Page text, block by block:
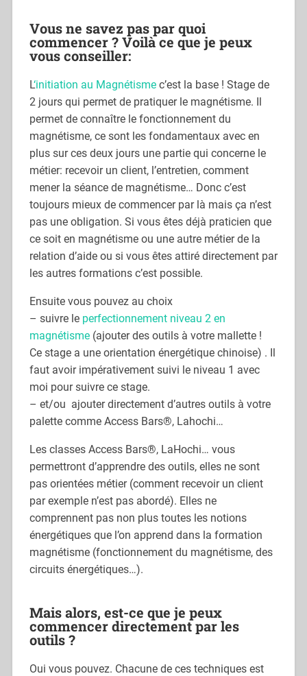
Vous ne savez pas par quoi
commencer ? Voilà ce que je peux
vous conseiller:
L‘initiation au Magnétismec’est la base ! Stage de
2 jours qui permet de pratiquer le magnétisme. Il
permet de connaître le fonctionnement du
magnétisme, ce sont les fondamentaux avec en
plus sur ces deux jours une partie qui concerne le
métier: recevoir un client, l’entretien, comment
mener la séance de magnétisme… Donc c’est
toujours mieux de commencer par là mais ça n’est
pas une obligation. Si vous êtes déjà praticien que
ce soit en magnétisme ou une autre métier de la
relation d’aide ou si vous êtes attiré directement par
les autres formations c’est possible.
Ensuite vous pouvez au choix
– suivre le perfectionnement niveau 2 en
magnétisme(ajouter des outils à votre mallette !
Ce stage a une orientation énergétique chinoise) . Il
faut avoir impérativement suivi le niveau 1 avec
moi pour suivre ce stage.
– et/ou ajouter directement d’autres outils à votre
palette comme Access Bars®, Lahochi…
Les classes Access Bars®, LaHochi… vous
permettront d’apprendre des outils, elles ne sont
pas orientées métier (comment recevoir un client
par exemple n’est pas abordé). Elles ne
comprennent pas non plus toutes les notions
énergétiques que l’on apprend dans la formation
magnétisme (fonctionnement du magnétisme, des
circuits énergétiques…).
Mais alors, est-ce que je peux
commencer directement par les
outils ?
Oui vous pouvez. Chacune de ces techniques est